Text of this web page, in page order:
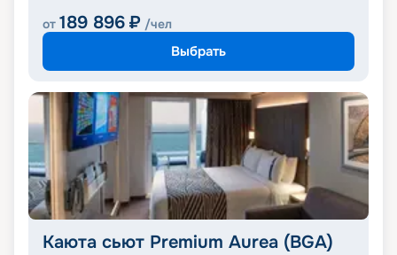
от 189 896 ₽ /чел
Выбрать
Каюта сьют Premium Aurea (BGA)